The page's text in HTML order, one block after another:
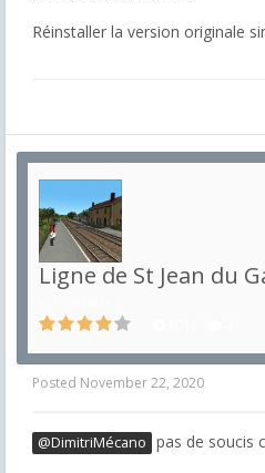
Réinstaller la version originale
Ligne de St Jean du
Posted November 22, 2020
@DimitriMécano pas de soucis